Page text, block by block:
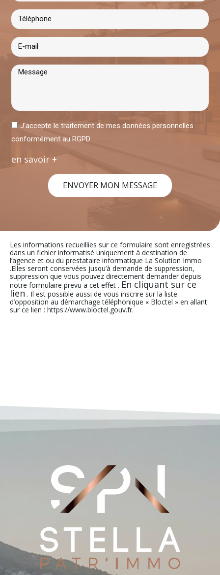
J'accepte le traitement de mes données personnelles
conformément au RGPD
en savoir +
ENVOYER MON MESSAGE
Les informations recueillies sur ce formulaire sont enregistrées
dans un fichier informatisé uniquement à destination de
l’agence et ou du prestataire informatique La Solution Immo
.Elles seront conservées jusqu’à demande de suppression,
suppression que vous pouvez directement demander depuis
notre formulaire prevu a cet effet . En cliquant sur ce
lien . Il est possible aussi de vous inscrire sur la liste
d’opposition au démarchage téléphonique « Bloctel » en allant
sur ce lien : https://www.bloctel.gouv.fr.